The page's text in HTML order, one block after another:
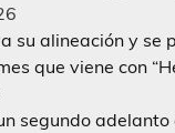
su alineación y se
que viene con
segundo